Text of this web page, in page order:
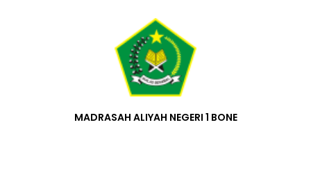
MADRASAH ALIYAH NEGERI 1 BONE